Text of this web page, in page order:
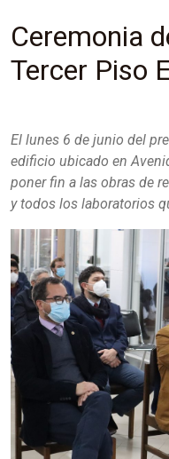
Ceremonia
Tercer Piso
El lunes 6 de junio del
edificio ubicado en
poner fin a las obras de
y todos los laboratorios